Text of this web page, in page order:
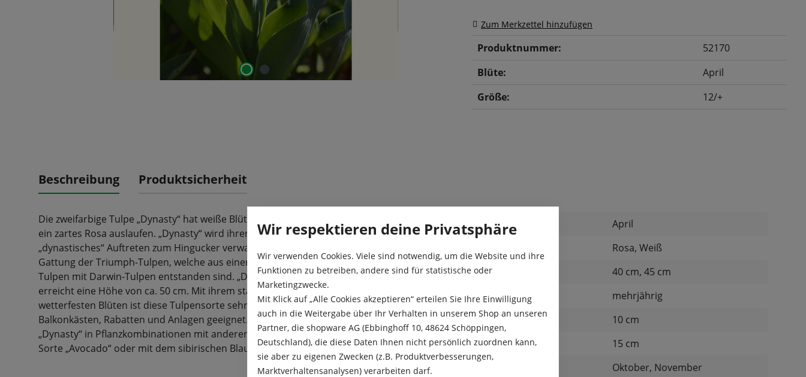
Zum Merkzettel hinzufügen
Produktnummer:
52170
Blüte:
April
Größe:
12/+
Beschreibung Produktsicherheit
Die zweifarbige Tulpe „Dynasty“ hat weiße Blütenblätter, die zum Rand hin in
ein zartes Rosa auslaufen. „Dynasty“ wird ihren Garten sicherlich durch ihr
„dynastisches“ Auftreten zum Hingucker verwandeln. Diese Tulpen zählen zur
Gattung der Triumph-Tulpen, welche aus einer Kreuzung von einfachen frühen
Tulpen mit Darwin-Tulpen entstanden sind. „Dynasty“ erblüht im April und
erreicht eine Höhe von ca. 50 cm. Mit ihrem stabilen Stiel und ihren
wetterfesten Blüten ist diese Tulpensorte sehr gut für Beete, Töpfe,
Balkonkästen, Rabatten und Anlagen geeignet. Besonders schön wirkt
„Dynasty“ in Pflanzkombinationen mit anderen Tulpen, wie zum Beispiel der
Sorte „Avocado“ oder mit dem sibirischen Blaustern.
Blüte:
April
Rosa, Weiß
Höhe:
40 cm, 45 cm
Kulturdauer:
mehrjährig
Pflanzabstand:
10 cm
Pflanztiefe:
15 cm
Oktober, November
Wir respektieren deine Privatsphäre
Wir verwenden Cookies. Viele sind notwendig, um die Website und ihre
Funktionen zu betreiben, andere sind für statistische oder
Marketingzwecke.
Mit Klick auf „Alle Cookies akzeptieren“ erteilen Sie Ihre Einwilligung
auch in die Weitergabe über Ihr Verhalten in unserem Shop an unseren
Partner, die shopware AG (Ebbinghoff 10, 48624 Schöppingen,
Deutschland), die diese Daten Ihnen nicht persönlich zuordnen kann,
sie aber zu eigenen Zwecken (z.B. Produktverbesserungen,
Marktverhaltensanalysen) verarbeiten darf.